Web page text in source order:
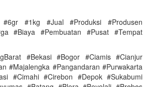
#1kg #Jual #Produksi #Produsen
#Biaya #Pembuatan #Pusat #Tempat
#Bekasi #Bogor #Ciamis #Cianjur
#Majalengka #Pangandaran #Purwakarta
#Cimahi #Cirebon #Depok #Sukabumi